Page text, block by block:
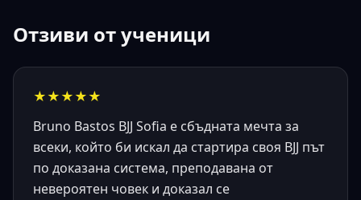
Отзиви от ученици
★★★★★
Bruno Bastos BJJ Sofia е сбъдната мечта за
всеки, който би искал да стартира своя BJJ път
по доказана система, преподавана от
невероятен човек и доказал се